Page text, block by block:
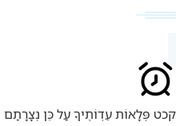
קכט פְּלָאוֹת עֵדְוֹתֶיךָ עַל כֵּן נְצָרָתַם